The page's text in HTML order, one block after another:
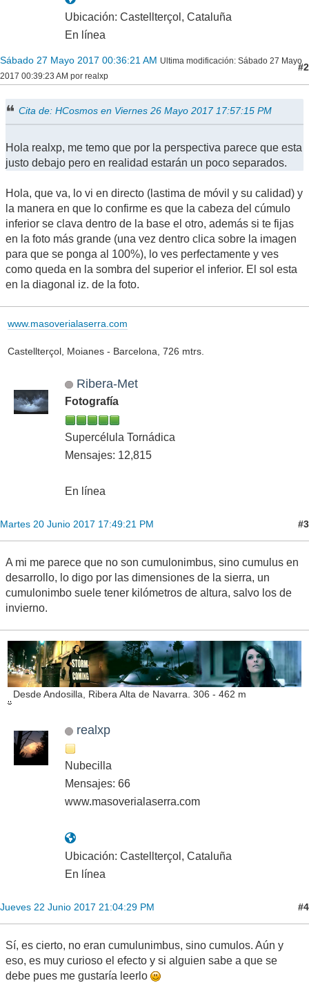
Ubicación: Castellterçol, Cataluña
En línea
Sábado 27 Mayo 2017 00:36:21 AM Ultima modificación: Sábado 27 Mayo
2017 00:39:23 AM por realxp
#2
Cita de: HCosmos en Viernes 26 Mayo 2017 17:57:15 PM
Hola realxp, me temo que por la perspectiva parece que esta
justo debajo pero en realidad estarán un poco separados.
Hola, que va, lo vi en directo (lastima de móvil y su calidad) y
la manera en que lo confirme es que la cabeza del cúmulo
inferior se clava dentro de la base el otro, además si te fijas
en la foto más grande (una vez dentro clica sobre la imagen
para que se ponga al 100%), lo ves perfectamente y ves
como queda en la sombra del superior el inferior. El sol esta
en la diagonal iz. de la foto.
www.masoverialaserra.com
Castellterçol, Moianes - Barcelona, 726 mtrs.
Ribera-Met
Fotografía
Supercélula Tornádica
Mensajes: 12,815
En línea
Martes 20 Junio 2017 17:49:21 PM #3
A mi me parece que no son cumulonimbus, sino cumulus en
desarrollo, lo digo por las dimensiones de la sierra, un
cumulonimbo suele tener kilómetros de altura, salvo los de
invierno.
Desde Andosilla, Ribera Alta de Navarra. 306 - 462 m
realxp
Nubecilla
Mensajes: 66
www.masoverialaserra.com
Ubicación: Castellterçol, Cataluña
En línea
Jueves 22 Junio 2017 21:04:29 PM #4
Sí, es cierto, no eran cumulunimbus, sino cumulos. Aún y
eso, es muy curioso el efecto y si alguien sabe a que se
debe pues me gustaría leerlo